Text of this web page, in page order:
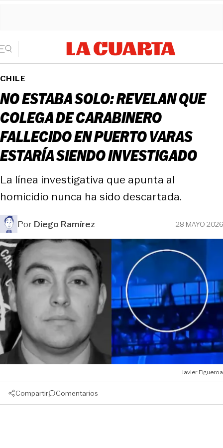
CHILE
NO ESTABA SOLO: REVELAN QUE
COLEGA DE CARABINERO
FALLECIDO EN PUERTO VARAS
ESTARÍA SIENDO INVESTIGADO
La línea investigativa que apunta al
homicidio nunca ha sido descartada.
PorDiego Ramírez 28 MAYO 2026
Javier Figueroa
Compartir Comentarios